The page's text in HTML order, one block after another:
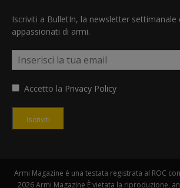
Iscriviti a BulletIn, la newsletter settimanale
appassionati di armi.
Accetto la Privacy Policy
Iscriviti
Armi Magazine è una testata registrata al ROC
2026 Armi Magazine È vietata la riproduzione,